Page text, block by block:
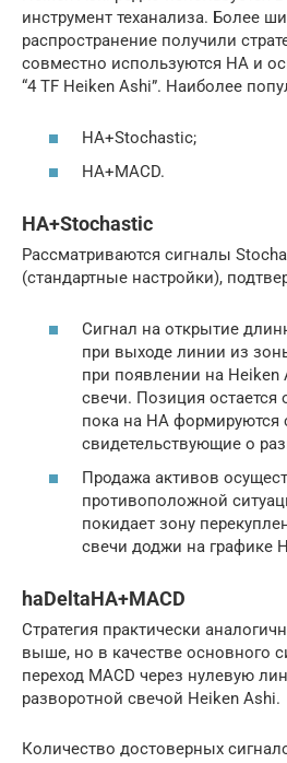
инструмент теханализа. Более
распространение получили
совместно используются HA и
“4 TF Heiken Ashi”. Наиболее
HA+Stochastic;
HA+MACD.
HA+Stochastic
Рассматриваются сигналы
(стандартные настройки),
Сигнал на открытие
при выходе линии из
при появлении на Heiken
свечи. Позиция остается
пока на HA формируются
свидетельствующие о
Продажа активов
противоположной
покидает зону
свечи доджи на графике
haDeltaHA+MACD
Стратегия практически
выше, но в качестве основного
переход MACD через нулевую
разворотной свечой Heiken Ashi.
Количество достоверных